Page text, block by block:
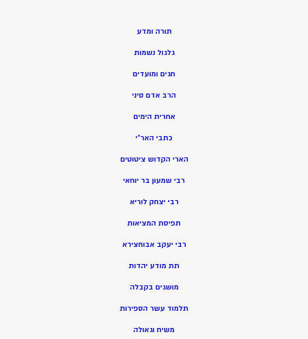
תורה ומדע
גלגול נשמות
חגים ומועדים
הרב אדם סיני
אחרית הימים
כתבי האר”י
הארי הקדוש ציטוטים
רבי שמעון בר יוחאי
רבי יצחק לוריא
תפיסת המציאות
רבי יעקב אבוחצירא
תת מודע יהדות
מושגים בקבלה
תלמוד עשר הספירות
משיח וגאולה